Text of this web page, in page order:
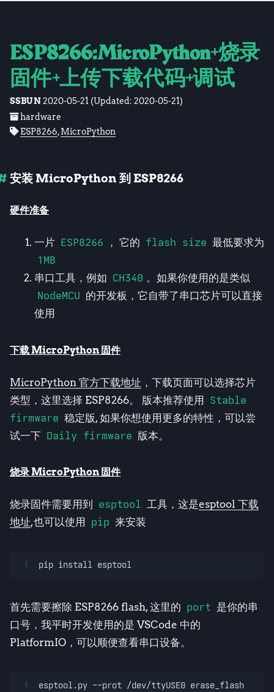
ESP8266:MicroPython+烧录
固件+上传下载代码+调试
SSBUN2020-05-21 (Updated: 2020-05-21)
hardware
ESP8266,MicroPython
安装 MicroPython 到 ESP8266
硬件准备
一片 ESP8266 ， 它的 flash size 最低要求为
1MB
串口工具，例如 CH340 。如果你使用的是类似
NodeMCU 的开发板，它自带了串口芯片可以直接
使用
下载 MicroPython 固件
MicroPython 官方下载地址 ，下载页面可以选择芯片
类型，这里选择 ESP8266。 版本推荐使用 Stable
firmware 稳定版, 如果你想使用更多的特性，可以尝
试一下 Daily firmware 版本。
烧录 MicroPython 固件
烧录固件需要用到 esptool 工具，这是esptool 下载
地址,也可以使用 pip 来安装
1 pip install esptool
首先需要擦除 ESP8266 flash, 这里的 port 是你的串
口号，我平时开发使用的是 VSCode 中的
PlatformIO，可以顺便查看串口设备。
1 esptool.py --prot /dev/ttyUSE0 erase_flash